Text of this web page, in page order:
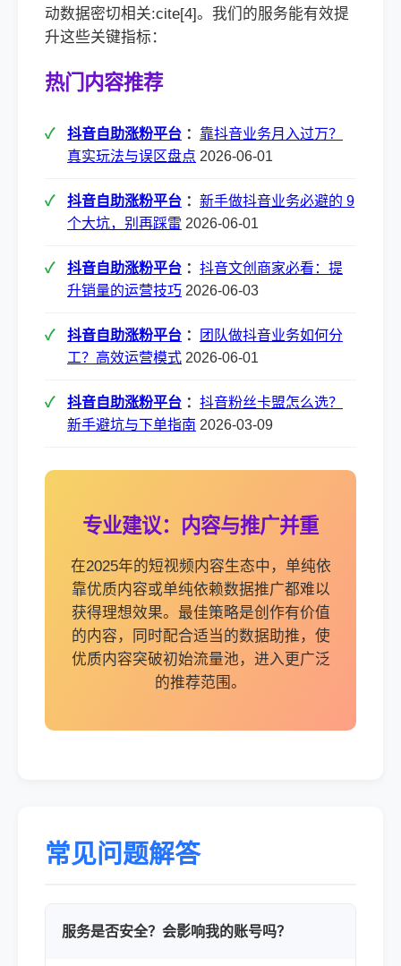
动数据密切相关:cite[4]。我们的服务能有效提
升这些关键指标：
热门内容推荐
抖音自助涨粉平台 ： 靠抖音业务月入过万？
真实玩法与误区盘点 2026-06-01
抖音自助涨粉平台 ： 新手做抖音业务必避的 9
个大坑，别再踩雷 2026-06-01
抖音自助涨粉平台 ： 抖音文创商家必看：提
升销量的运营技巧 2026-06-03
抖音自助涨粉平台 ：
团队做抖音业务如何分
工？高效运营模式 2026-06-01
抖音自助涨粉平台 ： 抖音粉丝卡盟怎么选？
新手避坑与下单指南 2026-03-09
专业建议：内容与推广并重
在2025年的短视频内容生态中，单纯依
靠优质内容或单纯依赖数据推广都难以
获得理想效果。最佳策略是创作有价值
的内容，同时配合适当的数据助推，使
优质内容突破初始流量池，进入更广泛
的推荐范围。
常见问题解答
服务是否安全？会影响我的账号吗？